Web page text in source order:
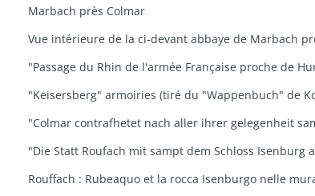
Marbach près Colmar